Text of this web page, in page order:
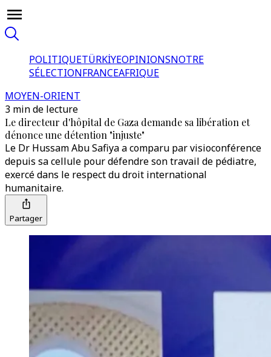
POLITIQUETÜRKİYEOPINIONSNOTRE
SÉLECTIONFRANCEAFRIQUE
MOYEN-ORIENT
3 min de lecture
Le directeur d'hôpital de Gaza demande sa libération et
dénonce une détention "injuste"
Le Dr Hussam Abu Safiya a comparu par visioconférence
depuis sa cellule pour défendre son travail de pédiatre,
exercé dans le respect du droit international
humanitaire.
Partager